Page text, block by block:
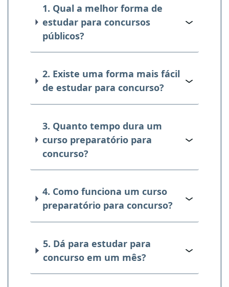
1. Qual a melhor forma de
estudar para concursos
públicos?
2. Existe uma forma mais fácil
de estudar para concurso?
3. Quanto tempo dura um
curso preparatório para
concurso?
4. Como funciona um curso
preparatório para concurso?
5. Dá para estudar para
concurso em um mês?